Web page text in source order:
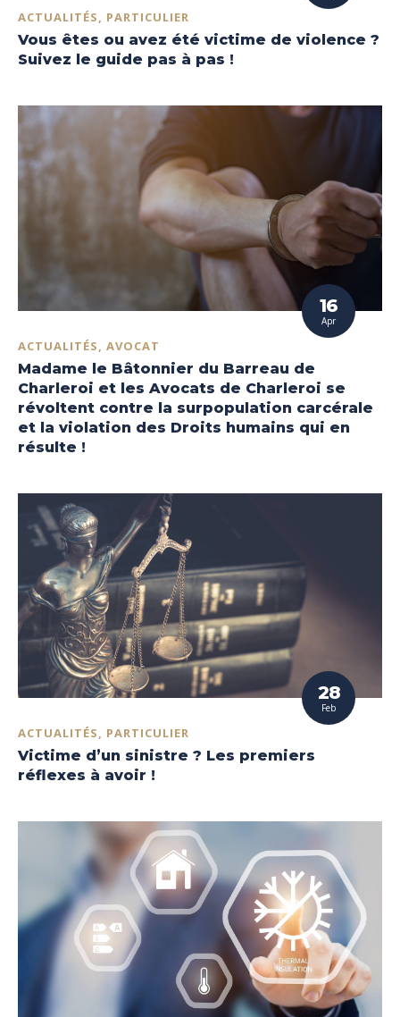
ACTUALITÉS, PARTICULIER
Vous êtes ou avez été victime de violence ?
Suivez le guide pas à pas !
16
Apr
ACTUALITÉS, AVOCAT
Madame le Bâtonnier du Barreau de
Charleroi et les Avocats de Charleroi se
révoltent contre la surpopulation carcérale
et la violation des Droits humains qui en
résulte !
28
Feb
ACTUALITÉS, PARTICULIER
Victime d’un sinistre ? Les premiers
réflexes à avoir !